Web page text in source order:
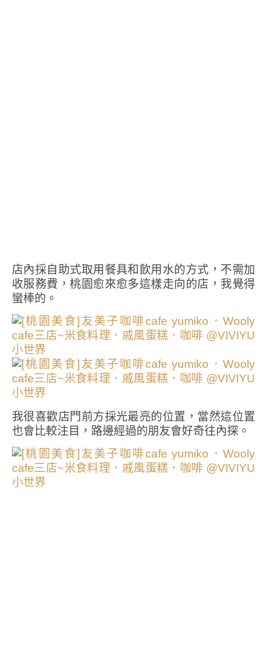
店內採自助式取用餐具和飲用水的方式，不需加
收服務費，桃園愈來愈多這樣走向的店，我覺得
蠻棒的。
我很喜歡店門前方採光最亮的位置，當然這位置
也會比較注目，路邊經過的朋友會好奇往內探。